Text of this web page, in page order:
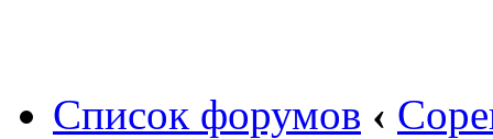
Список форумов ‹